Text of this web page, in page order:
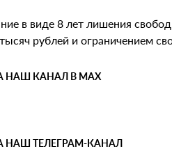
в виде 8 лет лишения
рублей и ограничением
НАШ КАНАЛ В MAX
НАШ ТЕЛЕГРАМ-КАНАЛ